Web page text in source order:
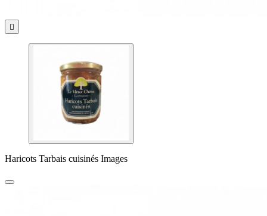

Haricots Tarbais cuisinés Images